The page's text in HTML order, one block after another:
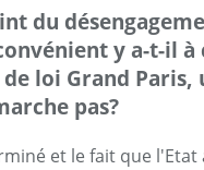
du
y a-t-il à
loi Grand Paris,
pas?
et le fait que l'Etat